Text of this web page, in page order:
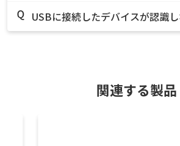
USBに接続したデバイスが認識
関連する製品